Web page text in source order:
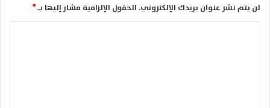
لن يتم نشر عنوان بريدك الإلكتروني. الحقول الإلزامية مشار إليها بـ*